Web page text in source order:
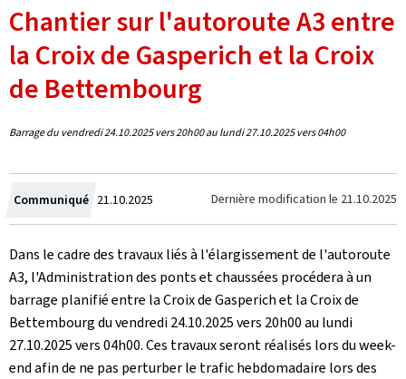
Chantier sur l'autoroute A3 entre
la Croix de Gasperich et la Croix
de Bettembourg
Barrage du vendredi 24.10.2025 vers 20h00 au lundi 27.10.2025 vers 04h00
Communiqué Crée
le
21.10.2025 Dernière modification le 21.10.2025
Dans le cadre des travaux liés à l'élargissement de l'autoroute
A3, l'Administration des ponts et chaussées procédera à un
barrage planifié entre la Croix de Gasperich et la Croix de
Bettembourg du vendredi 24.10.2025 vers 20h00 au lundi
27.10.2025 vers 04h00. Ces travaux seront réalisés lors du week-
end afin de ne pas perturber le trafic hebdomadaire lors des